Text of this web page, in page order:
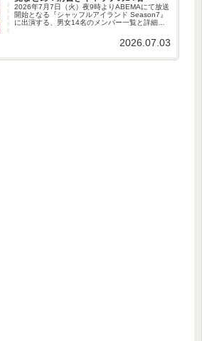
2026年7月7日（火）夜9時よりABEMAにて放送
開始となる『シャッフルアイランド Season7』
に出演する、男女14名のメンバー一覧と詳細プ
サムイ島を舞台に、日プ女子やオオカミちゃん
2026.07.03